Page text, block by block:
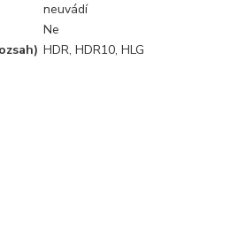
neuvádí
Ne
HDR, HDR10, HLG